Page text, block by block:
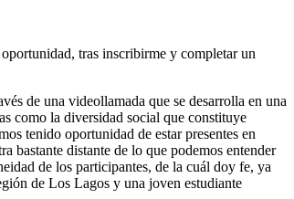
tras inscribirme y completar un
de una videollamada que se desarrolla en una
como la diversidad social que constituye
tenido oportunidad de estar presentes en
bastante distante de lo que podemos entender
de los participantes, de la cuál doy fe, ya
de Los Lagos y una joven estudiante